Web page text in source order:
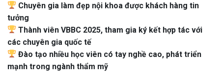
Chuyên gia làm đẹp nội khoa được khách hàng tin
tưởng
Thành viên VBBC 2025, tham gia ký kết hợp tác với
các chuyên gia quốc tế
Đào tạo nhiều học viên có tay nghề cao, phát triển
mạnh trong ngành thẩm mỹ